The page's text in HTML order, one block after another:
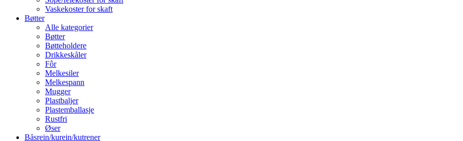
Vaskekoster for skaft
Bøtter
Alle kategorier
Bøtter
Bøtteholdere
Drikkeskåler
Fôr
Melkesiler
Melkespann
Mugger
Plastbaljer
Plastemballasje
Rustfri
Øser
Båsrein/kurein/kutrener